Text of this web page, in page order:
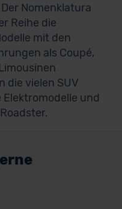
Nomenklatura
Reihe die
mit den
als Coupé,
die vielen SUV
Elektromodelle und